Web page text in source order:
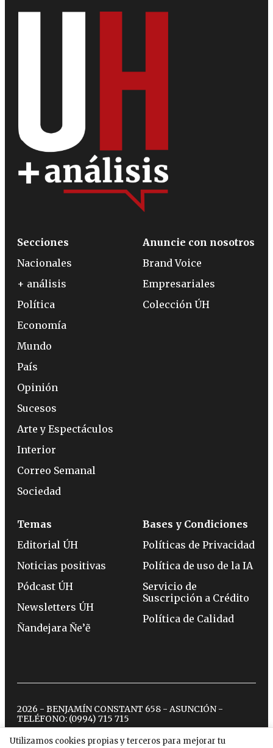
Utilizamos cookies propias y terceros para mejorar tu
Secciones
Nacionales
+ análisis
Política
Economía
Mundo
País
Opinión
Sucesos
Arte y Espectáculos
Interior
Correo Semanal
Sociedad
Anuncie con nosotros
Brand Voice
Empresariales
Colección ÚH
Temas
Editorial ÚH
Noticias positivas
Pódcast ÚH
Newsletters ÚH
Ñandejara Ñe’ẽ
Bases y Condiciones
Políticas de Privacidad
Política de uso de la IA
Servicio de
Suscripción a Crédito
Política de Calidad
2026 - BENJAMÍN CONSTANT 658 - ASUNCIÓN -
TELÉFONO: (0994) 715 715